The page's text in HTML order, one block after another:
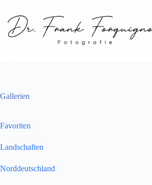
springen
Gallerien
Favoriten
Landschaften
Norddeutschland